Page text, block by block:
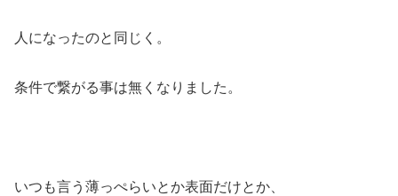
人になったのと同じく。
条件で繋がる事は無くなりました。
いつも言う薄っぺらいとか表面だけとか、